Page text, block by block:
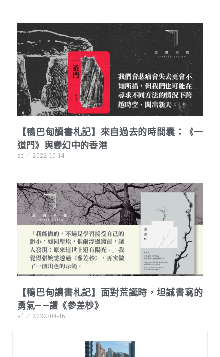
【鴨巴甸讀書札記】來自過去的時間囊：《一
道門》與變幻中的香港
sf 2022-10-14
【鴨巴甸讀書札記】面對荒誕時，坦誠書寫的
勇氣——讀《參差杪》
sf 2022-09-16